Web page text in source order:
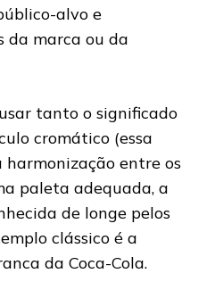
alvo e
da marca ou da
tanto o significado
cromático (essa
entre os
paleta adequada, a
de longe pelos
clássico é a
da Coca-Cola.